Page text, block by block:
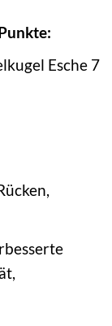
Esche 7